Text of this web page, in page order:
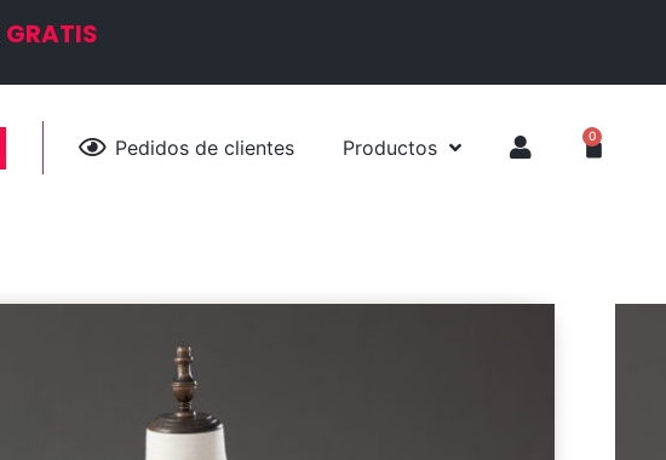
GRATIS
Pedidos de clientes Productos 0